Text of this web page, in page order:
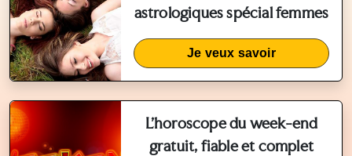
astrologiques spécial femmes
Je veux savoir
L'horoscope du week-end
gratuit, fiable et complet